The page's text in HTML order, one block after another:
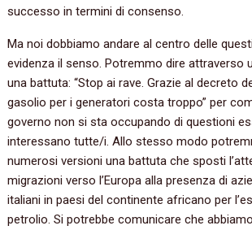
successo in termini di consenso.
Ma noi dobbiamo andare al centro delle
evidenza il senso. Potremmo dire attraverso
una battuta: “Stop ai rave. Grazie al decreto
gasolio per i generatori costa troppo” per
governo non si sta occupando di questioni
interessano tutte/i. Allo stesso modo
numerosi versioni una battuta che sposti
migrazioni verso l’Europa alla presenza di
italiani in paesi del continente africano per
petrolio. Si potrebbe comunicare che